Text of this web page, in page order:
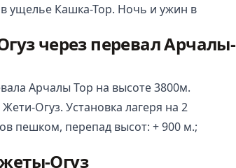
ущелье Кашка-Тор. Ночь и ужин в
через перевал Арчалы-
Арчалы Тор на высоте 3800м.
Огуз. Установка лагеря на 2
пешком, перепад высот: + 900 м.;
Огуз